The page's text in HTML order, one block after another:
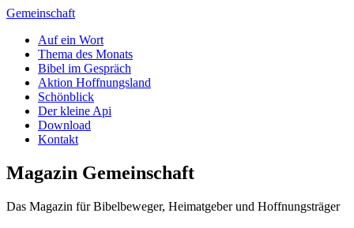
Zum
springen
Gemeinschaft
Auf ein Wort
Thema des Monats
Bibel im Gespräch
Aktion Hoffnungsland
Schönblick
Der kleine Api
Download
Kontakt
Magazin Gemeinschaft
Das Magazin für Bibelbeweger, Heimatgeber und Hoffnungsträger